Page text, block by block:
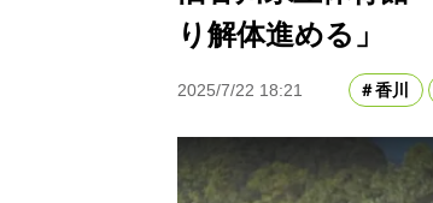
り解体進める」
2025/7/22 18:21 香川